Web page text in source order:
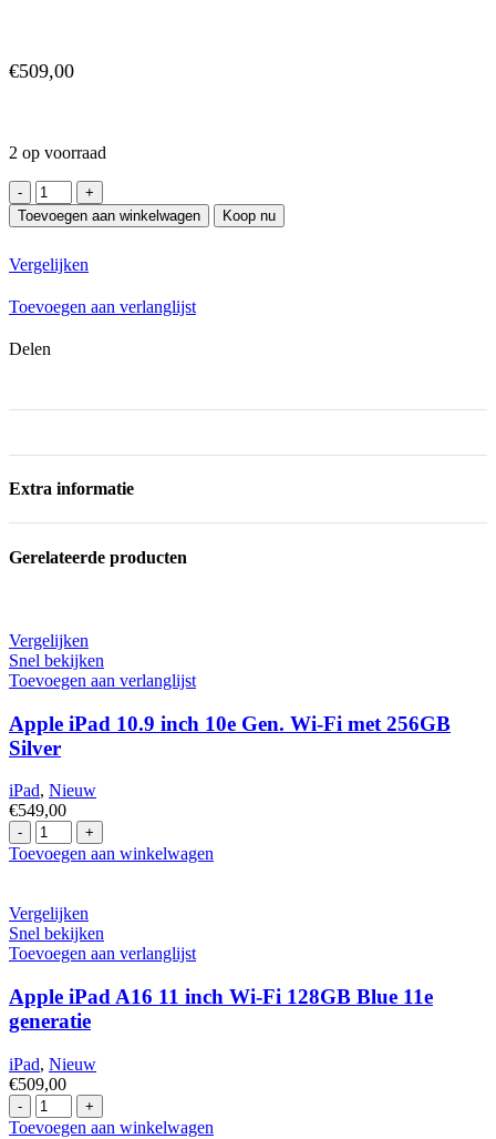
€509,00
2 op voorraad
Apple
iPad
A16
inch
Fi
Rose
hoeveelheid
Toevoegen aan winkelwagen Koop nu
Vergelijken
Toevoegen aan verlanglijst
Delen
Extra informatie
Gerelateerde producten
Vergelijken
Snel bekijken
Toevoegen aan verlanglijst
Apple iPad 10.9 inch 10e Gen. Wi-Fi met 256GB
Silver
iPad, Nieuw
€549,00
Apple
iPad
10.9
10e
Gen.
Wi-
met
256GB
Silver
Toevoegen aan winkelwagen
Vergelijken
Snel bekijken
Toevoegen aan verlanglijst
Apple iPad A16 11 inch Wi-Fi 128GB Blue 11e
generatie
iPad, Nieuw
€509,00
Apple
iPad
Toevoegen aan winkelwagen